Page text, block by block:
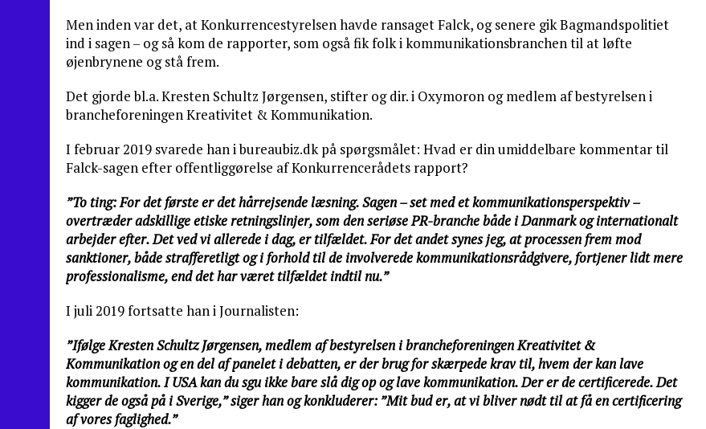
Men inden var det, at Konkurrencestyrelsen havde ransaget Falck, og senere gik Bagmandspolitiet
ind i sagen – og så kom de rapporter, som også fik folk i kommunikationsbranchen til at løfte
øjenbrynene og stå frem.
Det gjorde bl.a. Kresten Schultz Jørgensen, stifter og dir. i Oxymoron og medlem af bestyrelsen i
brancheforeningen Kreativitet & Kommunikation.
I februar 2019 svarede han i bureaubiz.dk på spørgsmålet: Hvad er din umiddelbare kommentar til
Falck-sagen efter offentliggørelse af Konkurrencerådets rapport?
”To ting: For det første er det hårrejsende læsning. Sagen – set med et kommunikationsperspektiv –
overtræder adskillige etiske retningslinjer, som den seriøse PR-branche både i Danmark og internationalt
arbejder efter. Det ved vi allerede i dag, er tilfældet. For det andet synes jeg, at processen frem mod
sanktioner, både strafferetligt og i forhold til de involverede kommunikationsrådgivere, fortjener lidt mere
professionalisme, end det har været tilfældet indtil nu.”
I juli 2019 fortsatte han i Journalisten:
”Ifølge Kresten Schultz Jørgensen, medlem af bestyrelsen i brancheforeningen Kreativitet &
Kommunikation og en del af panelet i debatten, er der brug for skærpede krav til, hvem der kan lave
kommunikation. I USA kan du sgu ikke bare slå dig op og lave kommunikation. Der er de certificerede. Det
kigger de også på i Sverige,” siger han og konkluderer: ”Mit bud er, at vi bliver nødt til at få en certificering
af vores faglighed.”